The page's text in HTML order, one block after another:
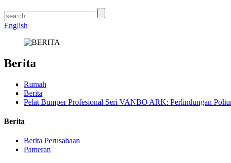
English
Berita
Rumah
Berita
Pelat Bumper Profesional Seri VANBO ARK: Perlindungan
Berita
Berita Perusahaan
Pameran